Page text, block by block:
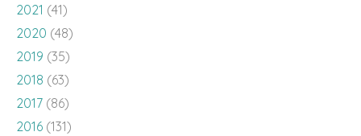
2021 (41)
2020 (48)
2019 (35)
2018 (63)
2017 (86)
2016 (131)